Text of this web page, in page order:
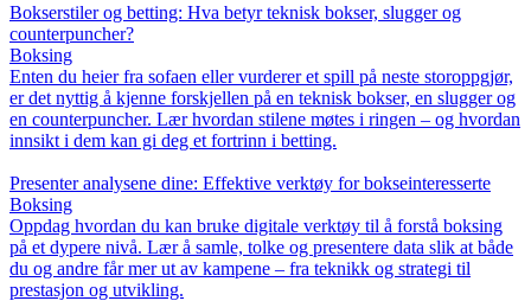
Bokserstiler og betting: Hva betyr teknisk bokser, slugger og
counterpuncher?
Boksing
Enten du heier fra sofaen eller vurderer et spill på neste storoppgjør,
er det nyttig å kjenne forskjellen på en teknisk bokser, en slugger og
en counterpuncher. Lær hvordan stilene møtes i ringen – og hvordan
innsikt i dem kan gi deg et fortrinn i betting.
Presenter analysene dine: Effektive verktøy for bokseinteresserte
Boksing
Oppdag hvordan du kan bruke digitale verktøy til å forstå boksing
på et dypere nivå. Lær å samle, tolke og presentere data slik at både
du og andre får mer ut av kampene – fra teknikk og strategi til
prestasjon og utvikling.